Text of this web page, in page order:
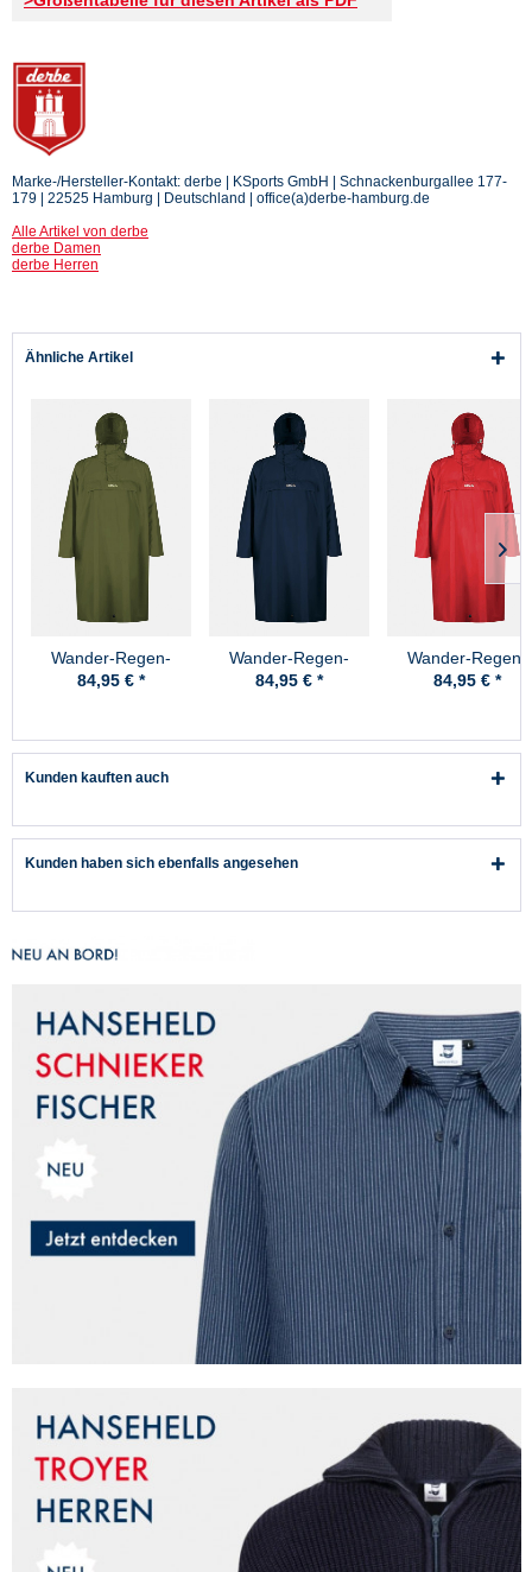
Marke-/Hersteller-Kontakt: derbe | KSports GmbH | Schnackenburgallee 177-
179 | 22525 Hamburg | Deutschland | office(a)derbe-hamburg.de
Alle Artikel von derbe
derbe Damen
derbe Herren
Ähnliche Artikel
Wander-Regen-
Poncho High Peak
84,95 € *
Wander-Regen-
Poncho High Peak
84,95 € *
Wander-Regen-
Poncho High
84,95 € *
Kunden kauften auch
Kunden haben sich ebenfalls angesehen